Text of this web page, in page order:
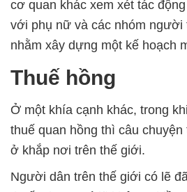
cơ quan khác xem xét tác
với phụ nữ và các nhóm người
nhằm xây dựng một kế hoạch
Thuế hồng
Ở một khía cạnh khác, trong
thuế quan hồng thì câu
ở khắp nơi trên thế giới.
Người dân trên thế giới có lẽ